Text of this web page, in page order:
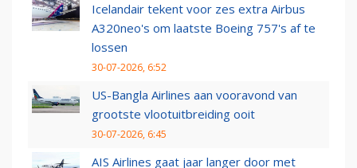
Icelandair tekent voor zes extra Airbus
A320neo's om laatste Boeing 757's af te
lossen
30-07-2026, 6:52
US-Bangla Airlines aan vooravond van
grootste vlootuitbreiding ooit
30-07-2026, 6:45
AIS Airlines gaat jaar langer door met